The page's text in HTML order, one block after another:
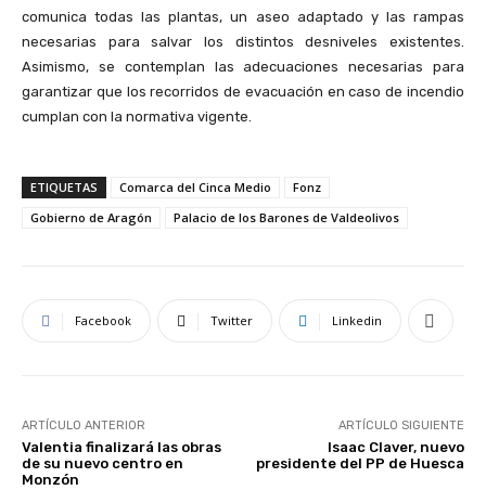
comunica todas las plantas, un aseo adaptado y las rampas
necesarias para salvar los distintos desniveles existentes.
Asimismo, se contemplan las adecuaciones necesarias para
garantizar que los recorridos de evacuación en caso de incendio
cumplan con la normativa vigente.
ETIQUETAS Comarca del Cinca Medio
Fonz
Gobierno de Aragón
Palacio de los Barones de Valdeolivos
Facebook Twitter Linkedin
ARTÍCULO ANTERIOR
Valentia finalizará las obras
de su nuevo centro en
Monzón
ARTÍCULO SIGUIENTE
Isaac Claver, nuevo
presidente del PP de Huesca